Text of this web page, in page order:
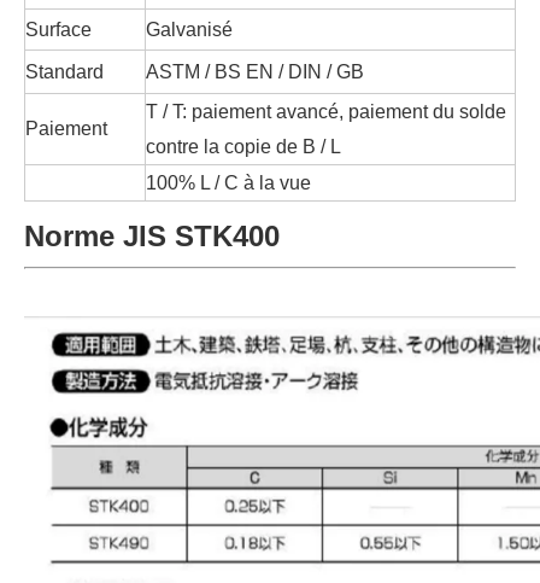
Surface
Galvanisé
Standard ASTM / BS EN / DIN / GB
Paiement
T / T: paiement avancé, paiement du solde
contre la copie de B / L
100% L / C à la vue
Norme JIS STK400